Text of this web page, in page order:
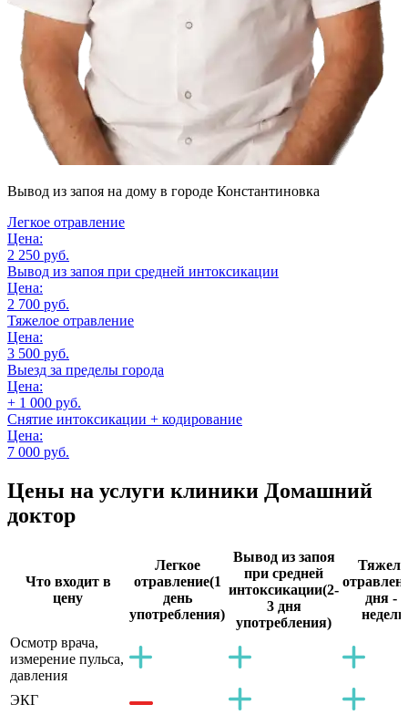
Вывод из запоя на дому в городе Константиновка
Легкое отравление
Цена:
2 250 руб.
Вывод из запоя при средней интоксикации
Цена:
2 700 руб.
Тяжелое отравление
Цена:
3 500 руб.
Выезд за пределы города
Цена:
+ 1 000 руб.
Снятие интоксикации + кодирование
Цена:
7 000 руб.
Цены на услуги клиники Домашний
доктор
Что входит в
цену
Легкое
отравление(1
день
употребления)
Вывод из запоя
при средней
интоксикации(2-
3 дня
употребления)
дня - 2
Осмотр врача,
измерение пульса,
давления
ЭКГ